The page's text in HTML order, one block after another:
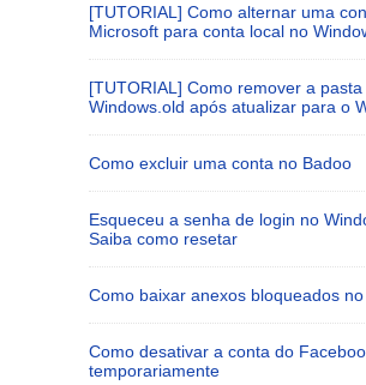
[TUTORIAL] Como alternar uma
Microsoft para conta local no
[TUTORIAL] Como remover a pasta
Windows.old após atualizar para o
Como excluir uma conta no Badoo
Esqueceu a senha de login no
Saiba como resetar
Como baixar anexos bloqueados
Como desativar a conta do
temporariamente